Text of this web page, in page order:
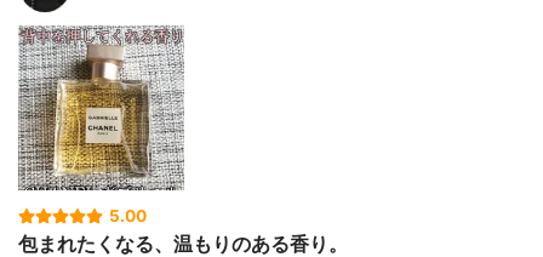
5.00
包まれたくなる、温もりのある香り。